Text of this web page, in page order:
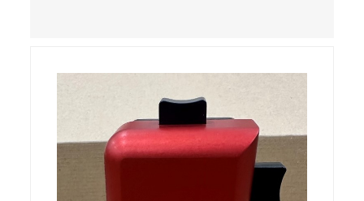
en caso de colisión, lo que presenta un riesgo
grave de lesión o muerte por lesión en la